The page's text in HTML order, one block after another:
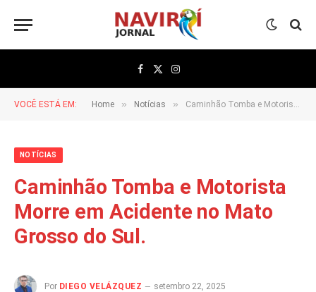
Facebook
X
(Twitter)
Instagram
VOCÊ ESTÁ EM: Home » Notícias » Caminhão Tomba e Motorista Morre em Acidente no Mato Grosso do Sul.
NOTÍCIAS
Caminhão Tomba e Motorista
Morre em Acidente no Mato
Grosso do Sul.
Por DIEGO VELÁZQUEZ setembro 22, 2025